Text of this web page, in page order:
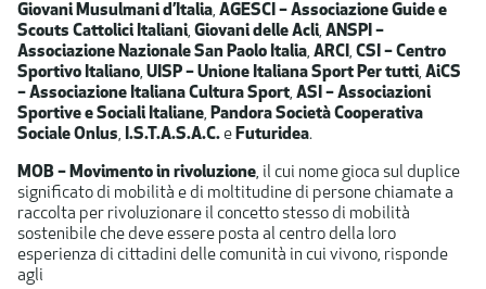
Giovani Musulmani d’Italia, AGESCI – Associazione Guide e
Scouts Cattolici Italiani, Giovani delle Acli, ANSPI –
Associazione Nazionale San Paolo Italia, ARCI , CSI – Centro
Sportivo Italiano, UISP – Unione Italiana Sport Per tutti, AiCS
– Associazione Italiana Cultura Sport, ASI – Associazioni
Sportive e Sociali Italiane, Pandora Società Cooperativa
Sociale Onlus, I.S.T.A.S.A.C. e Futuridea.
MOB – Movimento in rivoluzione, il cui nome gioca sul duplice
significato di mobilità e di moltitudine di persone chiamate a
raccolta per rivoluzionare il concetto stesso di mobilità
sostenibile che deve essere posta al centro della loro
esperienza di cittadini delle comunità in cui vivono, risponde
agli